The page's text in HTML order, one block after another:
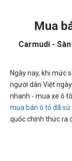
Mua
Carmudi -
Ngày nay, khi mức
người dân Việt
nhanh - mua xe ô
mua bán ô tô đã
quốc chính thức ra